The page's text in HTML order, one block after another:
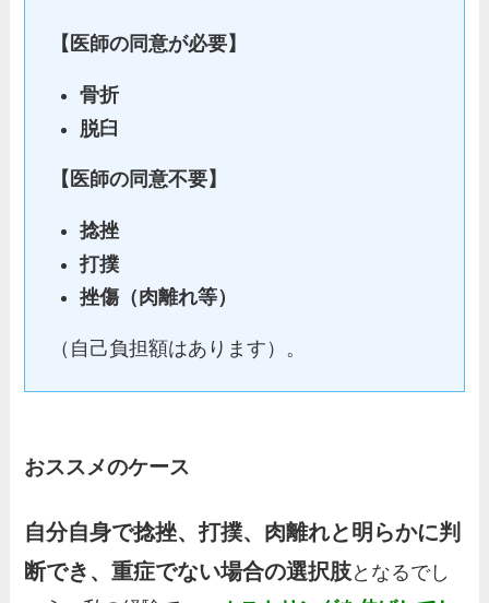
【医師の同意が必要】
骨折
脱臼
【医師の同意不要】
捻挫
打撲
挫傷（肉離れ等）
（自己負担額はあります）。
おススメのケース
自分自身で捻挫、打撲、肉離れと明らかに判
断でき、重症でない場合の選択肢となるでし